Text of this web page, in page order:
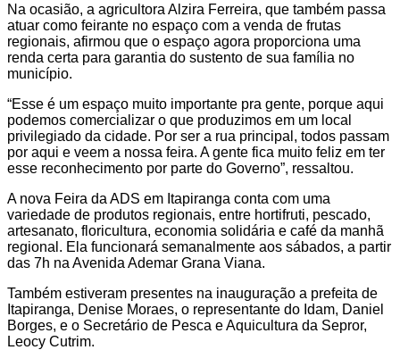
Na ocasião, a agricultora Alzira Ferreira, que também passa
atuar como feirante no espaço com a venda de frutas
regionais, afirmou que o espaço agora proporciona uma
renda certa para garantia do sustento de sua família no
município.
“Esse é um espaço muito importante pra gente, porque aqui
podemos comercializar o que produzimos em um local
privilegiado da cidade. Por ser a rua principal, todos passam
por aqui e veem a nossa feira. A gente fica muito feliz em ter
esse reconhecimento por parte do Governo”, ressaltou.
A nova Feira da ADS em Itapiranga conta com uma
variedade de produtos regionais, entre hortifruti, pescado,
artesanato, floricultura, economia solidária e café da manhã
regional. Ela funcionará semanalmente aos sábados, a partir
das 7h na Avenida Ademar Grana Viana.
Também estiveram presentes na inauguração a prefeita de
Itapiranga, Denise Moraes, o representante do Idam, Daniel
Borges, e o Secretário de Pesca e Aquicultura da Sepror,
Leocy Cutrim.